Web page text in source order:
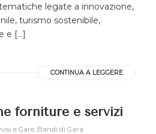
legate a innovazione,
turismo sostenibile,
e […]
CONTINUA A LEGGERE
forniture e servizi
e Gare, Bandi di Gara